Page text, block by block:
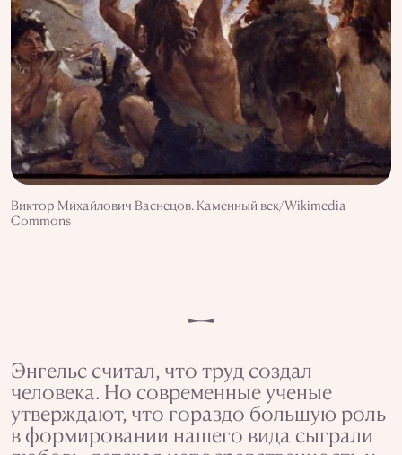
Виктор Михайлович Васнецов. Каменный век/Wikimedia
Commons
Энгельс считал, что труд создал
человека. Но современные ученые
утверждают, что гораздо большую роль
в формировании нашего вида сыграли